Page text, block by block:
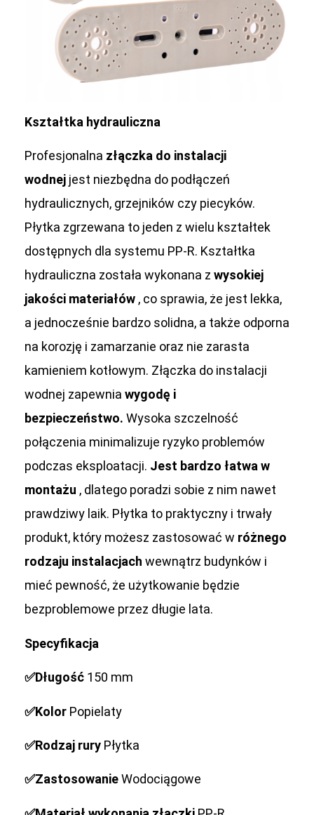
Kształtka hydrauliczna
Profesjonalna złączka do instalacji
wodnej jest niezbędna do podłączeń
hydraulicznych, grzejników czy piecyków.
Płytka zgrzewana to jeden z wielu kształtek
dostępnych dla systemu PP-R. Kształtka
hydrauliczna została wykonana z wysokiej
jakości materiałów , co sprawia, że jest lekka,
a jednocześnie bardzo solidna, a także odporna
na korozję i zamarzanie oraz nie zarasta
kamieniem kotłowym. Złączka do instalacji
wodnej zapewnia wygodę i
bezpieczeństwo. Wysoka szczelność
połączenia minimalizuje ryzyko problemów
podczas eksploatacji. Jest bardzo łatwa w
montażu , dlatego poradzi sobie z nim nawet
prawdziwy laik. Płytka to praktyczny i trwały
produkt, który możesz zastosować w różnego
rodzaju instalacjach wewnątrz budynków i
mieć pewność, że użytkowanie będzie
bezproblemowe przez długie lata.
Specyfikacja
✅Długość 150 mm
✅Kolor Popielaty
✅Rodzaj rury Płytka
✅ZastosowanieWodociągowe